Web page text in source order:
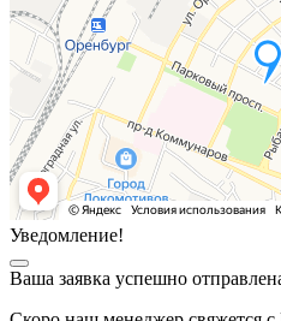
Уведомление!
Ваша заявка успешно